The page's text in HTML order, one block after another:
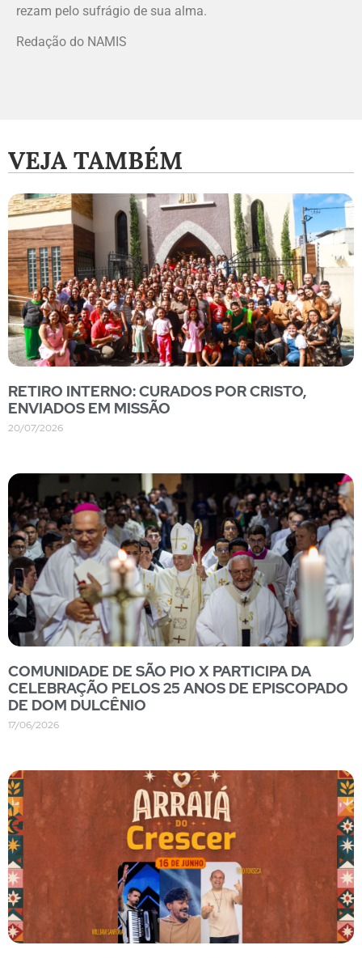
rezam pelo sufrágio de sua alma.
Redação do NAMIS
VEJA TAMBÉM
RETIRO INTERNO: CURADOS POR CRISTO,
ENVIADOS EM MISSÃO
20/07/2026
COMUNIDADE DE SÃO PIO X PARTICIPA DA
CELEBRAÇÃO PELOS 25 ANOS DE EPISCOPADO
DE DOM DULCÊNIO
17/06/2026